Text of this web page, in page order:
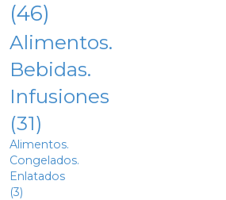
(46)
Alimentos.
Bebidas.
Infusiones
(31)
Alimentos.
Congelados.
Enlatados
(3)